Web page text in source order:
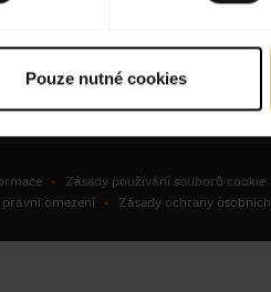
Pouze nutné cookies
Zásady používání souborů cookie
omezení
Zásady ochrany